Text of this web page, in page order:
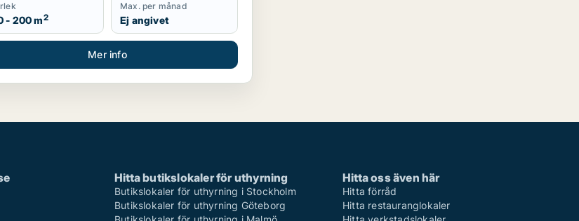
- 200 m2
Max. per månad
Ej angivet
Mer info
Hitta butikslokaler för uthyrning
Butikslokaler för uthyrning i Stockholm
Butikslokaler för uthyrning Göteborg
Hitta oss även här
Hitta förråd
Hitta restauranglokaler